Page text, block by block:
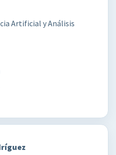
Artificial y Análisis